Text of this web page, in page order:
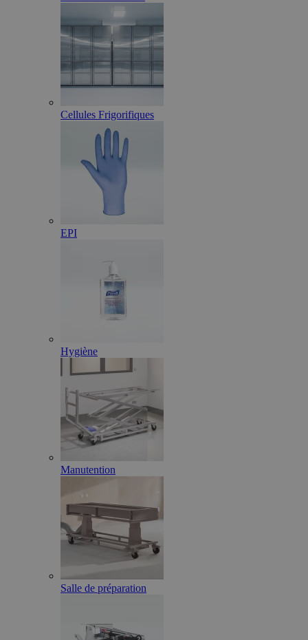
Cellules Frigorifiques
EPI
Hygiène
Manutention
Salle de préparation